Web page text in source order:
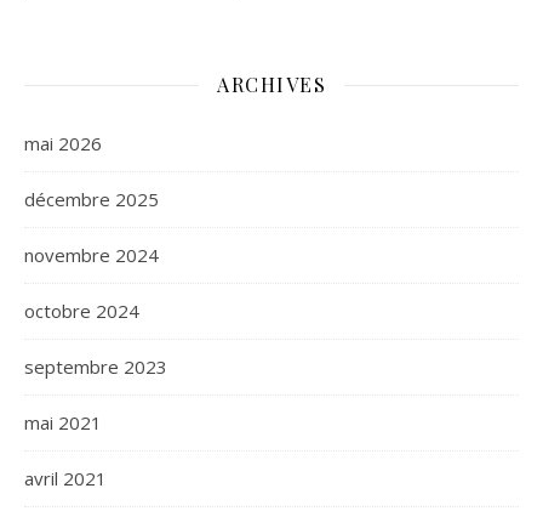
ARCHIVES
mai 2026
décembre 2025
novembre 2024
octobre 2024
septembre 2023
mai 2021
avril 2021